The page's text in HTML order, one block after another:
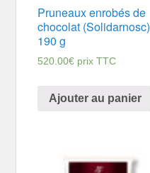
Pruneaux enrobés de
chocolat (Solidarnosc)
190 g
520.00€ prix TTC
Ajouter au panier